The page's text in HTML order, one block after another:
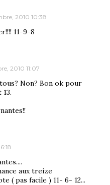
2010 10:38
11-9-8
2010 11:07
Non? Bon ok pour
aux treize
( pas facile ) 11- 6- 12...